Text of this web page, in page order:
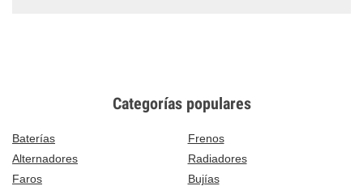
Categorías populares
Baterías
Frenos
Alternadores
Radiadores
Faros
Bujías